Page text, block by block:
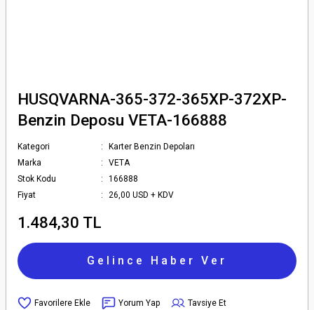
HUSQVARNA-365-372-365XP-372XP-
Benzin Deposu VETA-166888
Kategori
Karter Benzin Depoları
Marka
VETA
Stok Kodu
166888
Fiyat
26,00 USD + KDV
1.484,30 TL
Gelince Haber Ver
Yorum Yap
Tavsiye Et